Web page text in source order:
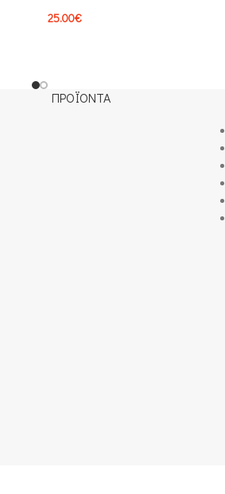
25.00€
ΠΡΟΪΟΝΤΑ